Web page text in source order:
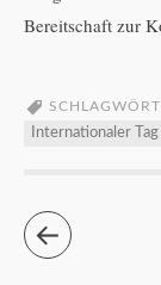
Bereitschaft zur
Internationaler